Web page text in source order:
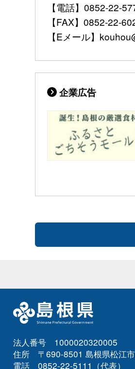
【電話】0852-22-
【FAX】0852-22-
【Eメール】
企業広告
法人番号 1000020320005
住所 〒690-8501 島根県松江
電話 0852-22-5111（代表）